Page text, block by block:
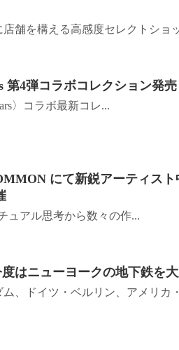
舗を構える高感度セレクトショ
第4弾コラボコレクション発売
〉コラボ最新コレ...
にて新鋭アーティスト
ュアル思考から数々の作...
はニューヨークの地下鉄を
、ドイツ・ベルリン、アメリカ